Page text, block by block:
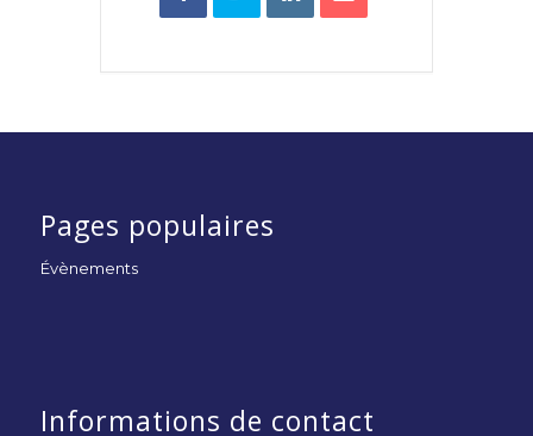
Pages populaires
Évènements
Informations de contact